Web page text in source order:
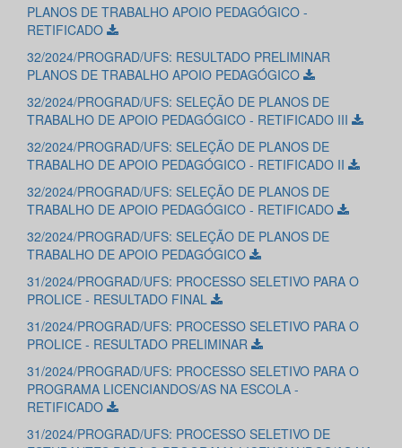
PLANOS DE TRABALHO APOIO PEDAGÓGICO -
RETIFICADO
32/2024/PROGRAD/UFS: RESULTADO PRELIMINAR
PLANOS DE TRABALHO APOIO PEDAGÓGICO
32/2024/PROGRAD/UFS: SELEÇÃO DE PLANOS DE
TRABALHO DE APOIO PEDAGÓGICO - RETIFICADO III
32/2024/PROGRAD/UFS: SELEÇÃO DE PLANOS DE
TRABALHO DE APOIO PEDAGÓGICO - RETIFICADO II
32/2024/PROGRAD/UFS: SELEÇÃO DE PLANOS DE
TRABALHO DE APOIO PEDAGÓGICO - RETIFICADO
32/2024/PROGRAD/UFS: SELEÇÃO DE PLANOS DE
TRABALHO DE APOIO PEDAGÓGICO
31/2024/PROGRAD/UFS: PROCESSO SELETIVO PARA O
PROLICE - RESULTADO FINAL
31/2024/PROGRAD/UFS: PROCESSO SELETIVO PARA O
PROLICE - RESULTADO PRELIMINAR
31/2024/PROGRAD/UFS: PROCESSO SELETIVO PARA O
PROGRAMA LICENCIANDOS/AS NA ESCOLA -
RETIFICADO
31/2024/PROGRAD/UFS: PROCESSO SELETIVO DE